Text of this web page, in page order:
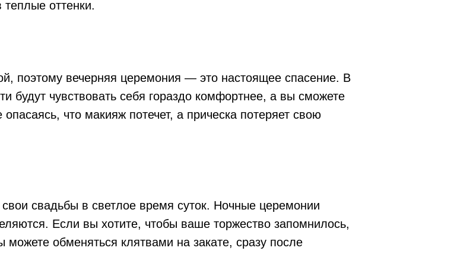
оттенки.
поэтому вечерняя церемония — это настоящее спасение. В
будут чувствовать себя гораздо комфортнее, а вы сможете
что макияж потечет, а прическа потеряет свою
свадьбы в светлое время суток. Ночные церемонии
Если вы хотите, чтобы ваше торжество запомнилось,
обменяться клятвами на закате, сразу после